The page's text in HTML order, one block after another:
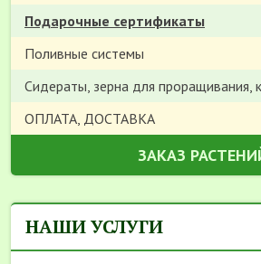
Подарочные сертификаты
Поливные системы
Сидераты, зерна для проращивания,
ОПЛАТА, ДОСТАВКА
ЗАКАЗ
НАШИ УСЛУГИ